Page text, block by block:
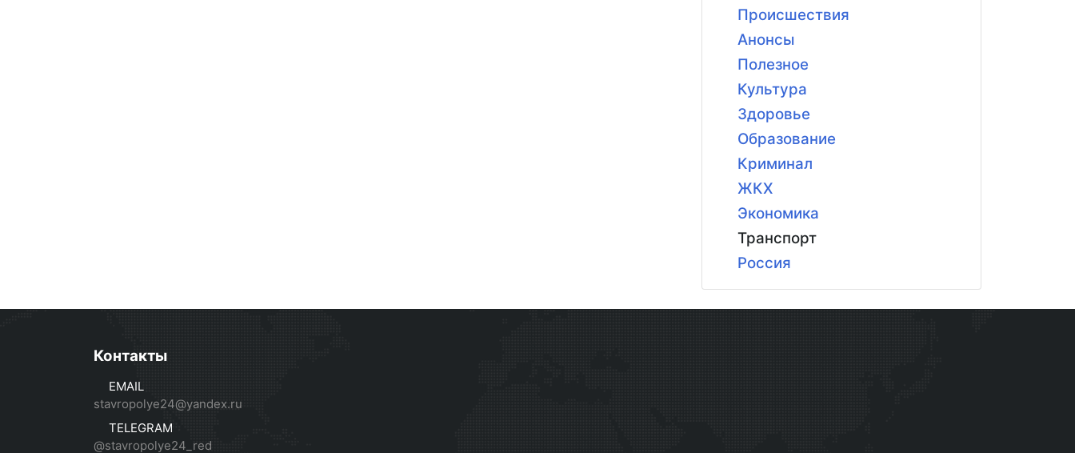
Происшествия
Анонсы
Полезное
Культура
Здоровье
Образование
Криминал
ЖКХ
Экономика
Транспорт
Россия
Контакты
EMAIL
stavropolye24@yandex.ru
TELEGRAM
@stavropolye24_red